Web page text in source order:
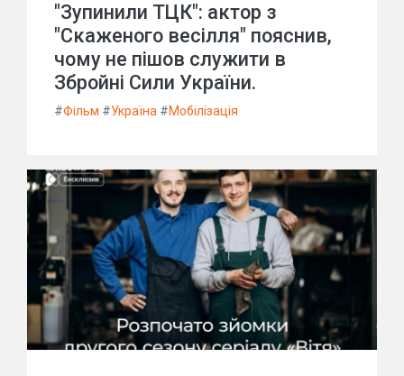
"Зупинили ТЦК": актор з
"Скаженого весілля" пояснив,
чому не пішов служити в
Збройні Сили України.
#Фільм #Україна #Мобілізація